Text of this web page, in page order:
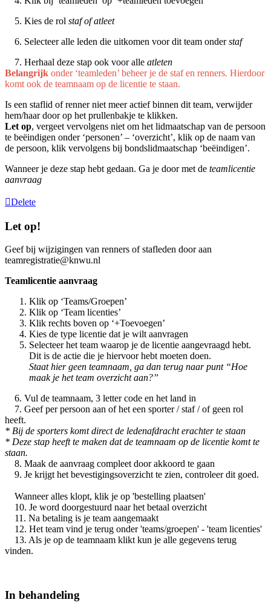
5. Kies de rol staf of atleet
6. Selecteer alle leden die uitkomen voor dit team onderstaf
7. Herhaal deze stap ook voor alle atleten
Belangrijk onder ‘teamleden’ beheer je de staf en renners. Hierdoor
komt ook de teamnaam op de licentie te staan.
Is een staflid of renner niet meer actief binnen dit team, verwijder
hem/haar door op het prullenbakje te klikken.
Let op, vergeet vervolgens niet om het lidmaatschap van de persoon
te beëindigen onder ‘personen’ – ‘overzicht’, klik op de naam van
de persoon, klik vervolgens bij bondslidmaatschap ‘beëindigen’.
Wanneer je deze stap hebt gedaan. Ga je door met de teamlicentie
aanvraag
Delete
Let op!
Geef bij wijzigingen van renners of stafleden door aan
teamregistratie@knwu.nl
Teamlicentie aanvraag
Klik op ‘Teams/Groepen’
Klik op ‘Team licenties’
Klik rechts boven op ‘+Toevoegen’
Kies de type licentie dat je wilt aanvragen
Selecteer het team waarop je de licentie aangevraagd hebt.
Dit is de actie die je hiervoor hebt moeten doen.
Staat hier geen teamnaam, ga dan terug naar punt “Hoe
maak je het team overzicht aan?”
6. Vul de teamnaam, 3 letter code en het land in
7. Geef per persoon aan of het een sporter / staf / of geen rol
heeft.
* Bij de sporters komt direct de ledenafdracht erachter te staan
* Deze stap heeft te maken dat de teamnaam op de licentie komt te
staan.
8. Maak de aanvraag compleet door akkoord te gaan
9. Je krijgt het bevestigingsoverzicht te zien, controleer dit goed.
Wanneer alles klopt, klik je op 'bestelling plaatsen'
10. Je word doorgestuurd naar het betaal overzicht
11. Na betaling is je team aangemaakt
12. Het team vind je terug onder 'teams/groepen' - 'team licenties'
13. Als je op de teamnaam klikt kun je alle gegevens terug
vinden.
In behandeling